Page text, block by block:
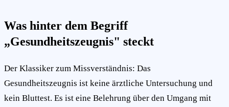
Was hinter dem Begriff
„Gesundheitszeugnis" steckt
Der Klassiker zum Missverständnis: Das
Gesundheitszeugnis ist keine ärztliche Untersuchung und
kein Bluttest. Es ist eine Belehrung über den Umgang mit